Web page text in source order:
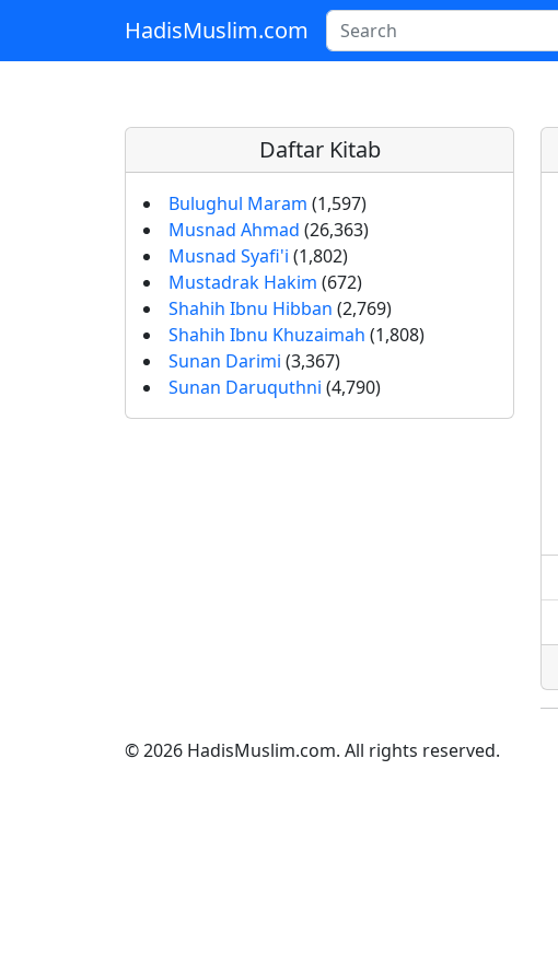
Skip to main contentHadisMuslim.com
Daftar Kitab
Bulughul Maram (1,597)
Musnad Ahmad (26,363)
Musnad Syafi'i (1,802)
Mustadrak Hakim (672)
Shahih Ibnu Hibban (2,769)
Shahih Ibnu Khuzaimah (1,808)
Sunan Darimi (3,367)
Sunan Daruquthni (4,790)
© 2026 HadisMuslim.com. All rights reserved.